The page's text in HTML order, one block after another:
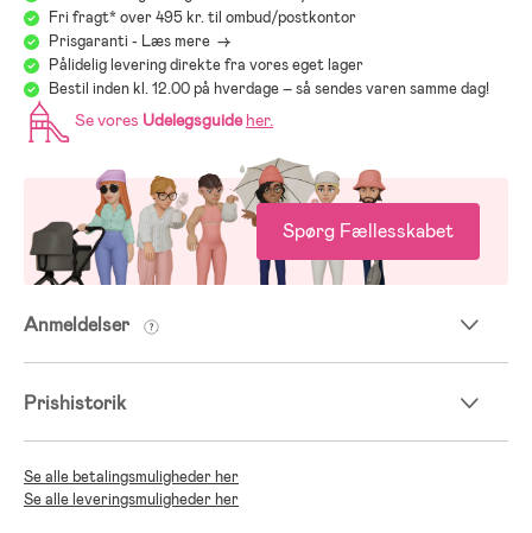
Fri fragt* over 495 kr. til ombud/postkontor
Prisgaranti - Læs mere ->
Pålidelig levering direkte fra vores eget lager
Bestil inden kl. 12.00 på hverdage – så sendes varen samme dag!
Se vores Udelegsguide her.
Spørg Fællesskabet
Anmeldelser
Prishistorik
Se alle betalingsmuligheder her
Se alle leveringsmuligheder her